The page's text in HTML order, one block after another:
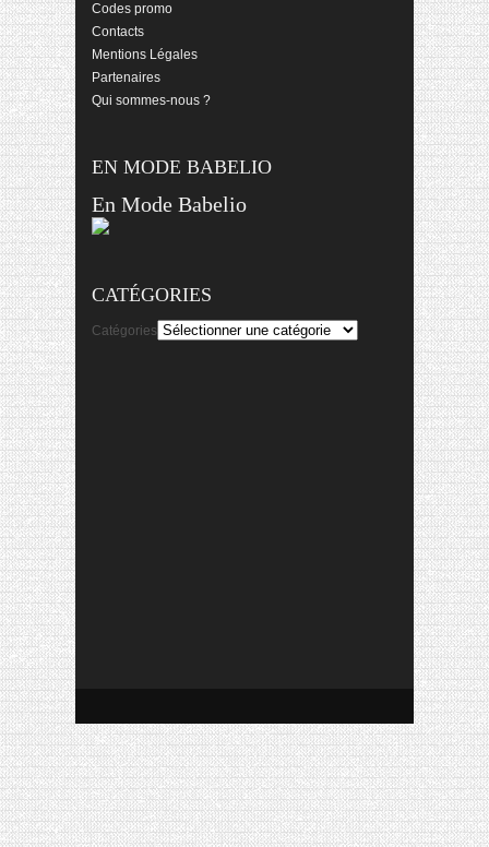
Codes promo
Contacts
Mentions Légales
Partenaires
Qui sommes-nous ?
EN MODE BABELIO
En Mode Babelio
CATÉGORIES
Catégories